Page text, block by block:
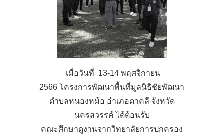
เมื่อวันที่ 13-14 พฤศจิกายน
2566 โครงการพัฒนาพื้นที่มูลนิธิชัยพัฒนา
ตำบลหนองหม้อ อำเภอตาคลี จังหวัด
นครสวรรค์ ได้ต้อนรับ
คณะศึกษาดูงานจากวิทยาลัยการปกครอง